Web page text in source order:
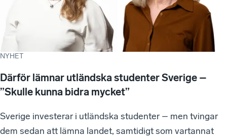
NYHET
Därför lämnar utländska studenter Sverige –
”Skulle kunna bidra mycket”
Sverige investerar i utländska studenter – men tvingar
dem sedan att lämna landet, samtidigt som vartannat